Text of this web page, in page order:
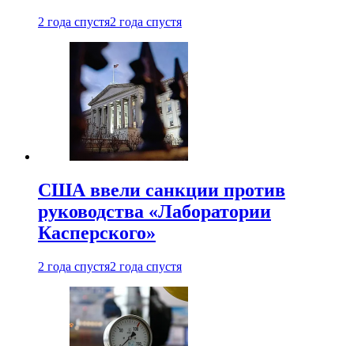
2 года спустя2 года спустя
США ввели санкции против
руководства «Лаборатории
Касперского»
2 года спустя2 года спустя